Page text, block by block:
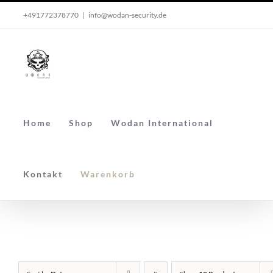
to
content
+491772378770 | info@wodan-security.de
Home Shop Wodan International
Kontakt Warenkorb